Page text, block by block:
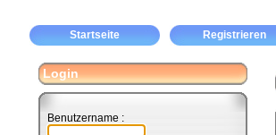
Startseite Registrieren
Login
Benutzername :